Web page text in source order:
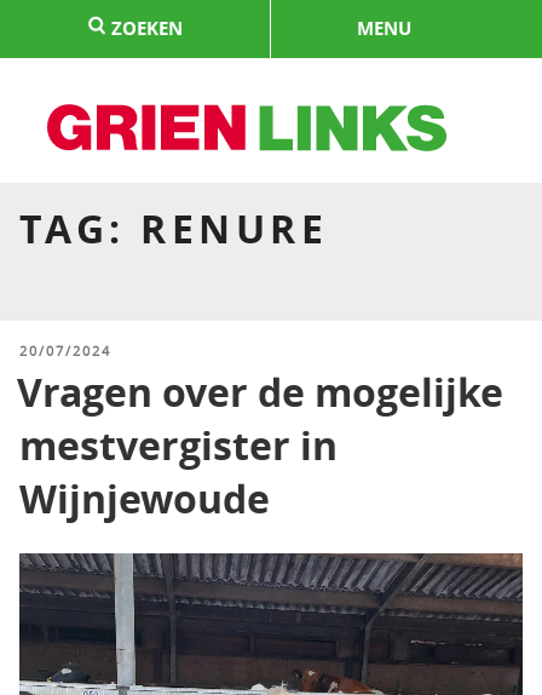
springen
ZOEKEN MENU
TAG: RENURE
GEPLAATST
20/07/2024
Vragen over de mogelijke
mestvergister in
Wijnjewoude